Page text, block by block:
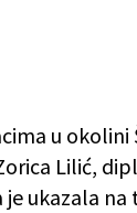
u
Lilić,
ukazala na